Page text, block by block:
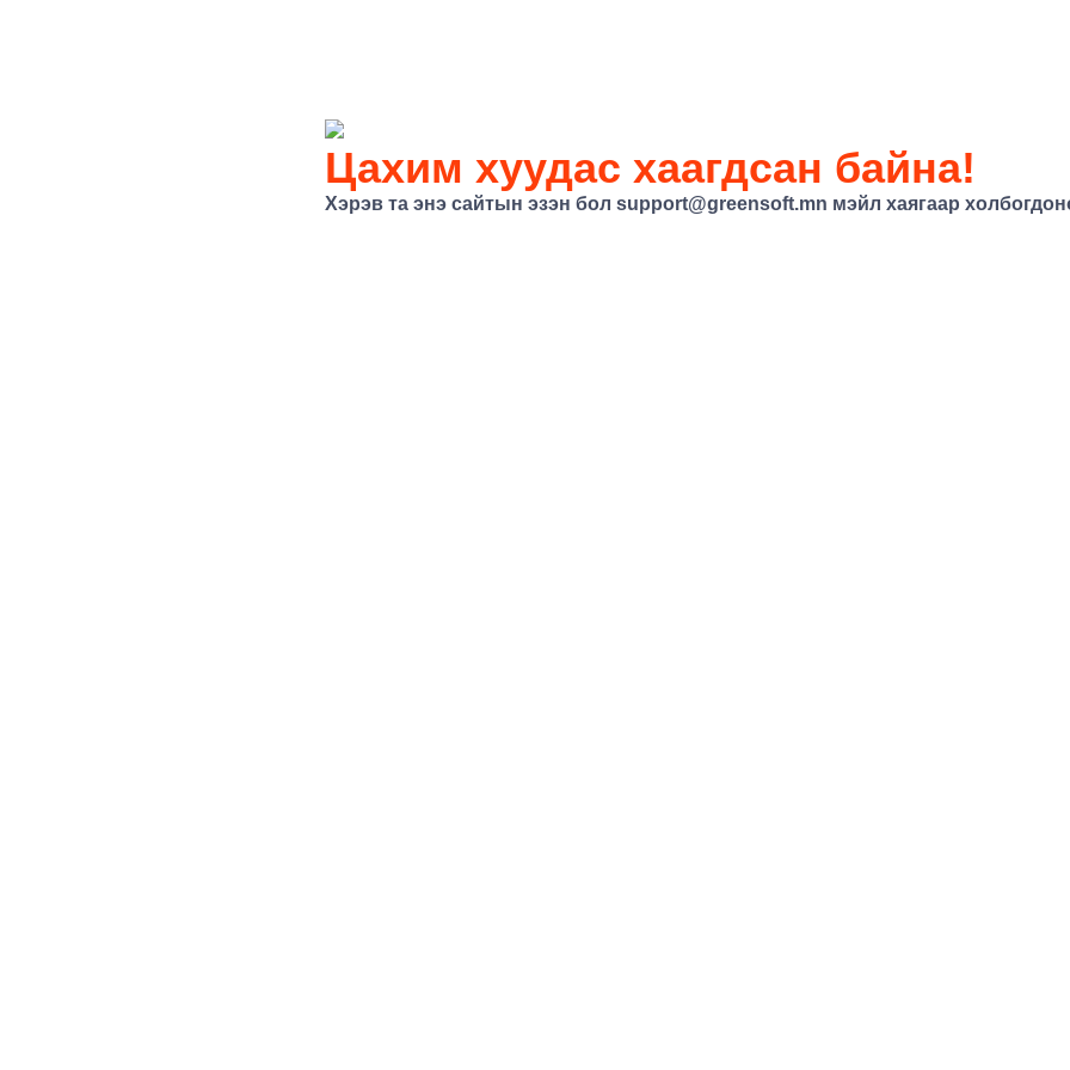
Цахим хуудас хаагдсан байна!
Хэрэв та энэ сайтын эзэн бол support@greensoft.mn мэйл хаягаар